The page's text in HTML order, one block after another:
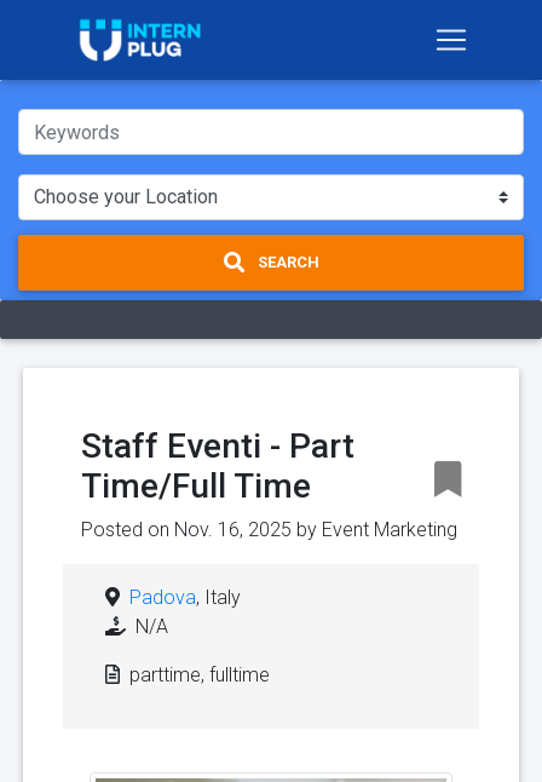
SEARCH
Staff Eventi - Part
Time/Full Time
Posted on Nov. 16, 2025 by Event Marketing
Padova, Italy
N/A
parttime, fulltime